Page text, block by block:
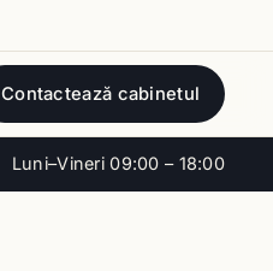
Luni–Vineri 09:00 – 18:00
Contactează cabinetul